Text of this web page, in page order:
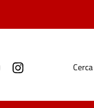
Cerca